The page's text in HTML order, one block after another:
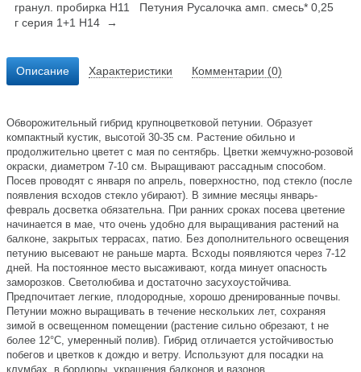
гранул. пробирка Н11
Петуния Русалочка амп. смесь* 0,25
г серия 1+1 Н14 →
Описание Характеристики Комментарии (0)
Обворожительный гибрид крупноцветковой петунии. Образует
компактный кустик, высотой 30-35 см. Растение обильно и
продолжительно цветет с мая по сентябрь. Цветки жемчужно-розовой
окраски, диаметром 7-10 см. Выращивают рассадным способом.
Посев проводят с января по апрель, поверхностно, под стекло (после
появления всходов стекло убирают). В зимние месяцы январь-
февраль досветка обязательна. При ранних сроках посева цветение
начинается в мае, что очень удобно для выращивания растений на
балконе, закрытых террасах, патио. Без дополнительного освещения
петунию высевают не раньше марта. Всходы появляются через 7-12
дней. На постоянное место высаживают, когда минует опасность
заморозков. Светолюбива и достаточно засухоустойчива.
Предпочитает легкие, плодородные, хорошо дренированные почвы.
Петунии можно выращивать в течение нескольких лет, сохраняя
зимой в освещенном помещении (растение сильно обрезают, t не
более 12°C, умеренный полив). Гибрид отличается устойчивостью
побегов и цветков к дождю и ветру. Используют для посадки на
клумбах, в бордюры, украшения балконов и вазонов.